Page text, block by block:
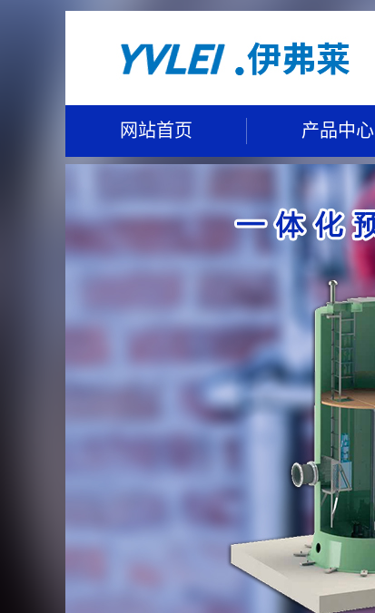
网站首页 产品中心